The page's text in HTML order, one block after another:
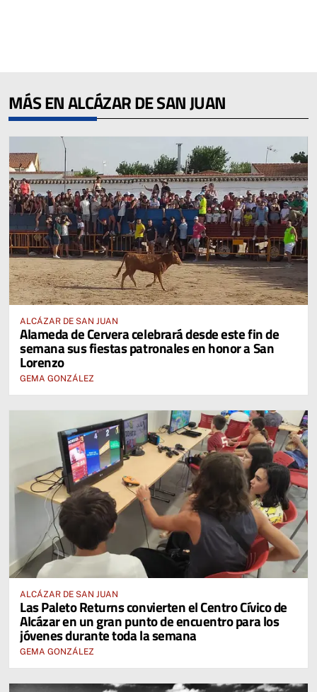
MÁS EN ALCÁZAR DE SAN JUAN
ALCÁZAR DE SAN JUAN
Alameda de Cervera celebrará desde este fin de
semana sus fiestas patronales en honor a San
Lorenzo
GEMA GONZÁLEZ
ALCÁZAR DE SAN JUAN
Las Paleto Returns convierten el Centro Cívico de
Alcázar en un gran punto de encuentro para los
jóvenes durante toda la semana
GEMA GONZÁLEZ